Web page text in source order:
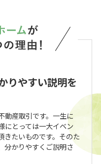
りやすい説明を
動産取引です。一生に
にとっては一大イベン
きたいものです。そのた
分かりやすくご説明さ